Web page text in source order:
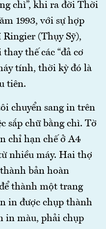
chì”, khi ra đời Thời
1993, với sự hợp
Ringier (Thụy Sỹ),
thế các “đả cơ
tính, thời kỳ đó là
tiên.
chuyển sang in trên
sắp chữ bằng chì. Tờ
chỉ hạn chế ở A4
nhiều máy. Hai thợ
bản hoàn
thành một trang
in được chụp thành
in màu, phải chụp